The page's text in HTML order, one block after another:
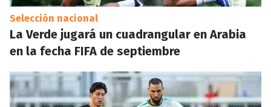
Selección nacional
La Verde jugará un cuadrangular en Arabia
en la fecha FIFA de septiembre